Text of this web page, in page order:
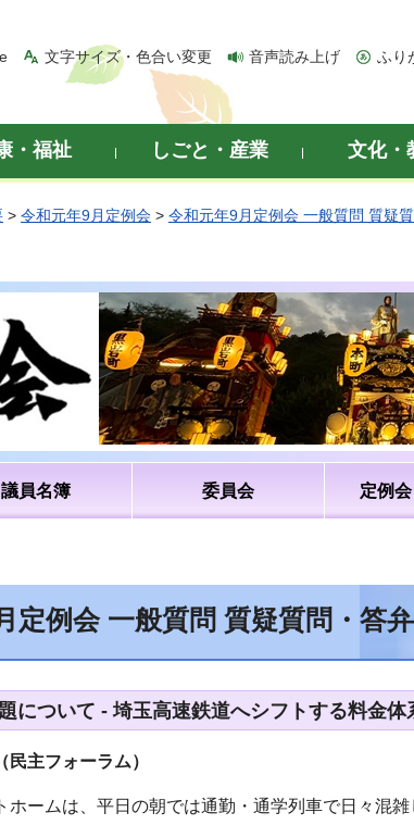
文字サイズ・色合い変更 音声読み上げ ふり
・福祉 しごと・産業 文化・
> 令和元年9月定例会 > 令和元年9月定例会 一般質問 質疑
議員名簿 委員会 定例
定例会 一般質問 質疑質問・答
について - 埼玉高速鉄道へシフトする料金体
主フォーラム）
ホームは、平日の朝では通勤・通学列車で日々混